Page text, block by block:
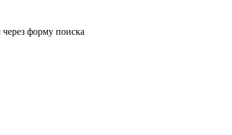
форму поиска